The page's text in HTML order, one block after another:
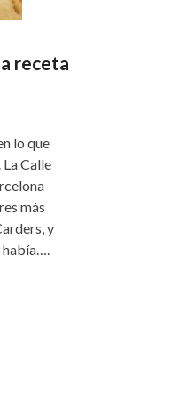
receta
lo que
Calle
más
y